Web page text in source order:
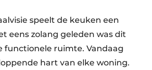
speelt de keuken een
eens zolang geleden was dit
functionele ruimte. Vandaag
hart van elke woning.